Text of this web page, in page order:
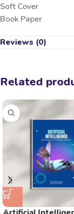
Soft Cover
Book Paper
Reviews (0)
Related